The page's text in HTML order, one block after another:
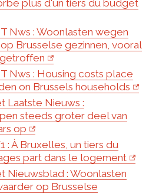
plus d'un tiers du budget
Nws : Woonlasten wegen
Brusselse gezinnen, vooral
Nws : Housing costs place
on Brussels households
Nieuws :
steeds groter deel van
op
: À Bruxelles, un tiers du
part dans le logement
: Woonlasten
op Brusselse